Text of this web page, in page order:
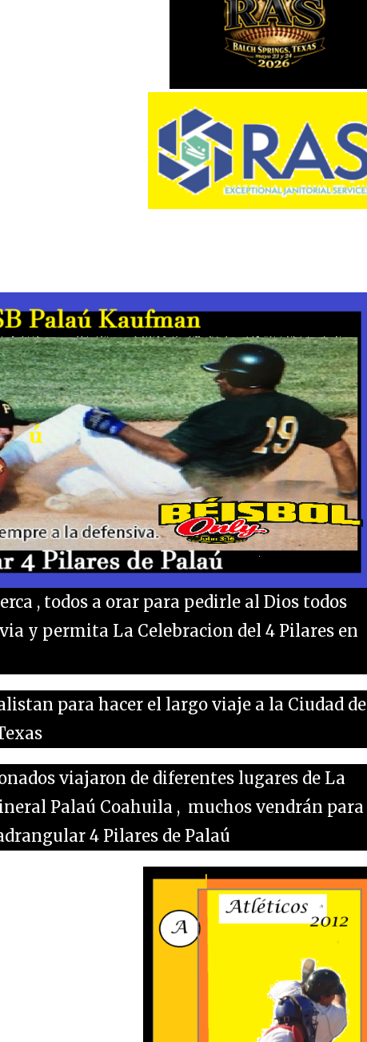
, todos a orar para pedirle al Dios todos
y permita La Celebracion del 4 Pilares en
para hacer el largo viaje a la Ciudad de
viajaron de diferentes lugares de La
Palaú Coahuila , muchos vendrán para
4 Pilares de Palaú